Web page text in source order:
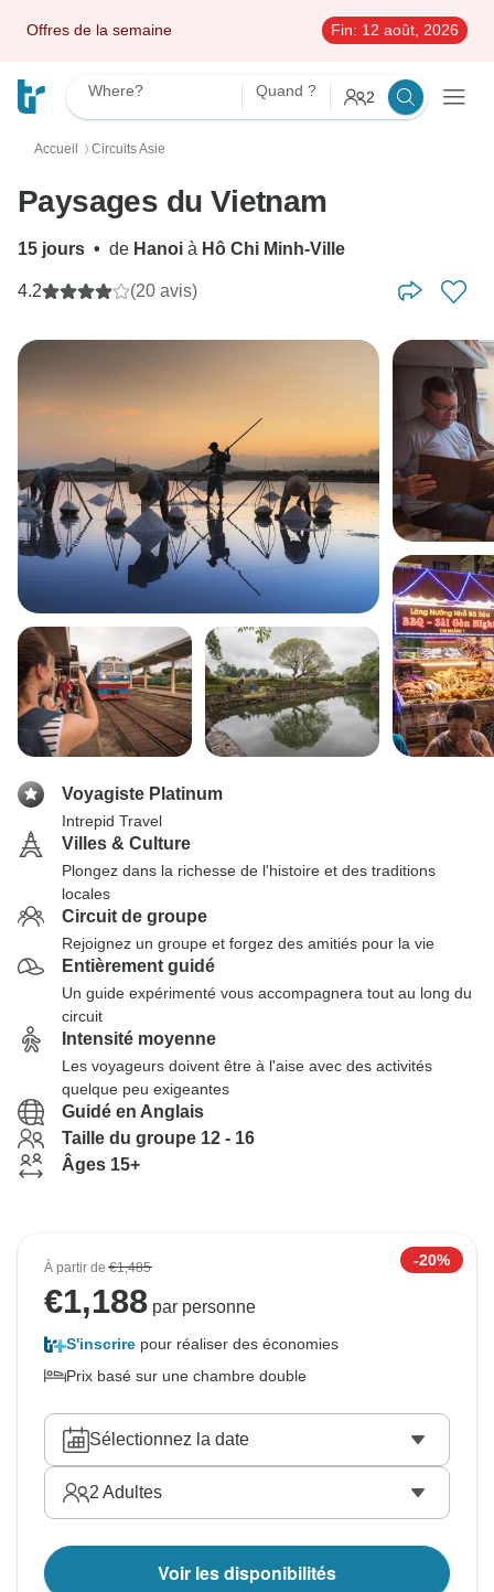
Offres de la semaine Fin: 12 août, 2026
Where? Quand ? 2
Accueil 〉 Circuits Asie
Paysages du Vietnam
15 jours • de Hanoi à Hô Chi Minh-Ville
4.2 (20 avis)
Voyagiste Platinum
Intrepid Travel
Villes & Culture
Plongez dans la richesse de l'histoire et des traditions
locales
Circuit de groupe
Rejoignez un groupe et forgez des amitiés pour la vie
Entièrement guidé
Un guide expérimenté vous accompagnera tout au long du
circuit
Intensité moyenne
Les voyageurs doivent être à l'aise avec des activités
quelque peu exigeantes
Guidé en Anglais
Taille du groupe 12 - 16
Âges 15+
À partir de€1,485 -20%
€1,188 par personne
S'inscrire pour réaliser des économies
Prix basé sur une chambre double
Sélectionnez la date
2 Adultes
Voir les disponibilités